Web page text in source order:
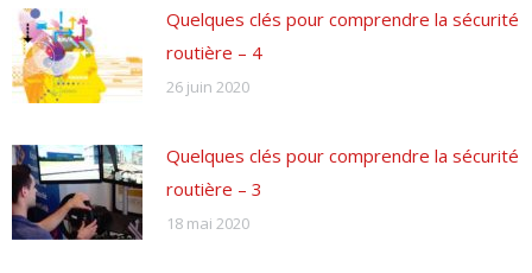
Quelques clés pour comprendre la sécurité
routière – 4
26 juin 2020
Quelques clés pour comprendre la sécurité
routière – 3
18 mai 2020